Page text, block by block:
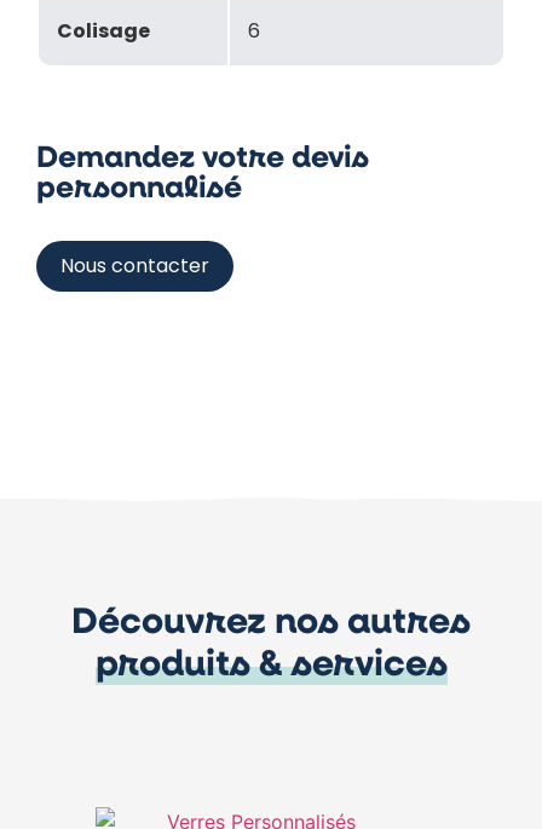
Colisage 6
Demandez votre devis
personnalisé
Nous contacter
Découvrez nos autres
produits & services